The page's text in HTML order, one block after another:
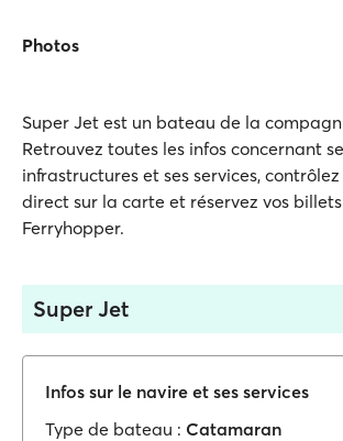
Photos
Super Jet est un bateau de la
Retrouvez toutes les infos concernant
infrastructures et ses services,
direct sur la carte et réservez vos
Ferryhopper.
Super Jet
Infos sur le navire et ses services
Type de bateau : Catamaran